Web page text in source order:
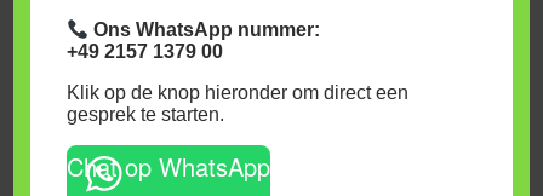
Hoe gebruik je Bionova
week van de groei tot één week voor
de oogst. Spoelen is verplicht.
Ons WhatsApp nummer:
+49 2157 1379 00
Klik op de knop hieronder om direct een
gesprek te starten.
Chat op WhatsApp